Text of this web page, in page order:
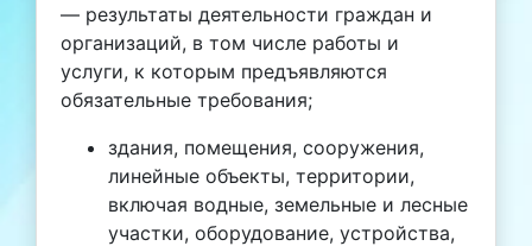
— результаты деятельности граждан и
организаций, в том числе работы и
услуги, к которым предъявляются
обязательные требования;
здания, помещения, сооружения,
линейные объекты, территории,
включая водные, земельные и лесные
участки, оборудование, устройства,